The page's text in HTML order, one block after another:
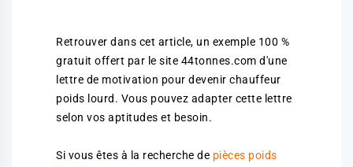
Retrouver dans cet article, un exemple 100 %
gratuit offert par le site 44tonnes.com d'une
lettre de motivation pour devenir chauffeur
poids lourd. Vous pouvez adapter cette lettre
selon vos aptitudes et besoin.
Si vous êtes à la recherche de pièces poids